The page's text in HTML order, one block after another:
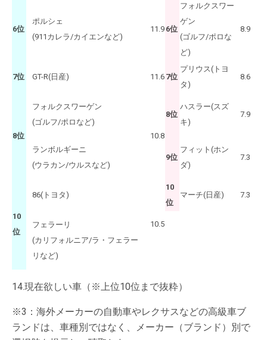
6位
ポルシェ
(911カレラ/カイエンなど)
11.9 6位
フォルクスワー
ゲン
(ゴルフ/ポロな
ど)
8.9
7位 GT-R(日産) 11.6 7位
プリウス(トヨ
タ)
8.6
8位
フォルクスワーゲン
(ゴルフ/ポロなど)
10.8
8位
ハスラー(スズ
キ)
7.9
ランボルギーニ
(ウラカン/ウルスなど)
9位
フィット(ホン
ダ)
7.3
10
位
86(トヨタ)
10.5
10
位
マーチ(日産) 7.3
フェラーリ
(カリフォルニア/ラ・フェラー
リなど)
14.現在欲しい車（※上位10位まで抜粋）
※3：海外メーカーの自動車やレクサスなどの高級車ブ
ランドは、車種別ではなく、メーカー（ブランド）別で